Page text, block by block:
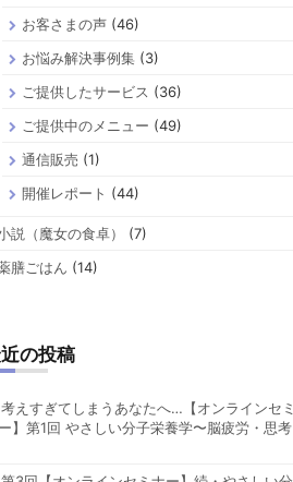
お客さまの声(46)
お悩み解決事例集 (3)
ご提供したサービス (36)
ご提供中のメニュー (49)
通信販売 (1)
開催レポート (44)
説（魔女の食卓）
(7)
膳ごはん (14)
の投稿
考えすぎてしまうあなたへ…【オンラインセミ
】第1回 やさしい分子栄養学〜脳疲労・思考